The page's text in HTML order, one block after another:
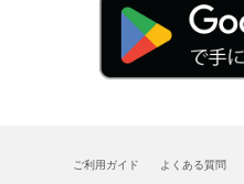
ご利用ガイド よくある質問